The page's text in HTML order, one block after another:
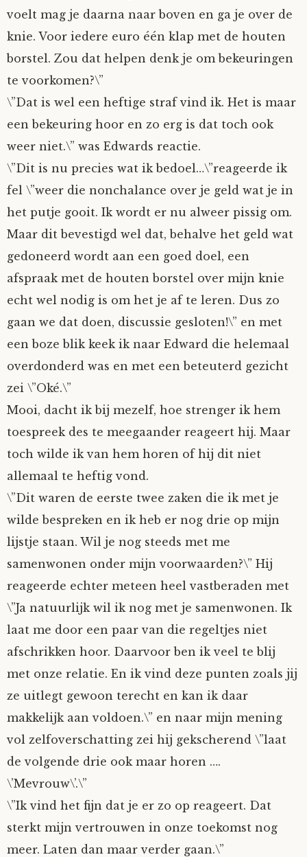
voelt mag je daarna naar boven en ga je over de
knie. Voor iedere euro één klap met de houten
borstel. Zou dat helpen denk je om bekeuringen
te voorkomen?\”
\”Dat is wel een heftige straf vind ik. Het is maar
een bekeuring hoor en zo erg is dat toch ook
weer niet.\” was Edwards reactie.
\”Dit is nu precies wat ik bedoel…\”reageerde ik
fel \”weer die nonchalance over je geld wat je in
het putje gooit. Ik wordt er nu alweer pissig om.
Maar dit bevestigd wel dat, behalve het geld wat
gedoneerd wordt aan een goed doel, een
afspraak met de houten borstel over mijn knie
echt wel nodig is om het je af te leren. Dus zo
gaan we dat doen, discussie gesloten!\” en met
een boze blik keek ik naar Edward die helemaal
overdonderd was en met een beteuterd gezicht
zei \”Oké.\”
Mooi, dacht ik bij mezelf, hoe strenger ik hem
toespreek des te meegaander reageert hij. Maar
toch wilde ik van hem horen of hij dit niet
allemaal te heftig vond.
\”Dit waren de eerste twee zaken die ik met je
wilde bespreken en ik heb er nog drie op mijn
lijstje staan. Wil je nog steeds met me
samenwonen onder mijn voorwaarden?\” Hij
reageerde echter meteen heel vastberaden met
\”Ja natuurlijk wil ik nog met je samenwonen. Ik
laat me door een paar van die regeltjes niet
afschrikken hoor. Daarvoor ben ik veel te blij
met onze relatie. En ik vind deze punten zoals jij
ze uitlegt gewoon terecht en kan ik daar
makkelijk aan voldoen.\” en naar mijn mening
vol zelfoverschatting zei hij gekscherend \”laat
de volgende drie ook maar horen ….
\’Mevrouw\’.\”
\”Ik vind het fijn dat je er zo op reageert. Dat
sterkt mijn vertrouwen in onze toekomst nog
meer. Laten dan maar verder gaan.\”